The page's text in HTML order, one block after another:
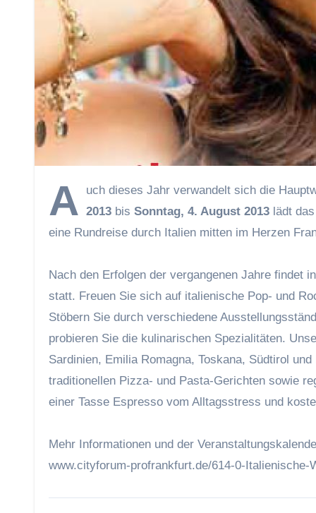
A uch dieses Jahr verwandelt sich die
2013 bis Sonntag, 4. August 2013 lädt das
eine Rundreise durch Italien mitten im Herzen
Nach den Erfolgen der vergangenen Jahre findet
statt. Freuen Sie sich auf italienische Pop- und
Stöbern Sie durch verschiedene
probieren Sie die kulinarischen Spezialitäten.
Sardinien, Emilia Romagna, Toskana, Südtirol
traditionellen Pizza- und Pasta-Gerichten sowie
einer Tasse Espresso vom Alltagsstress und
Mehr Informationen und der
www.cityforum-profrankfurt.de/614-0-Italienische-